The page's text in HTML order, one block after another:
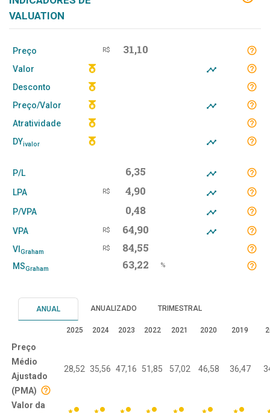
VALUATION
Preço R$ 31,10
Valor
Desconto
Preço/Valor
Atratividade
DYivalor
P/L 6,35
LPA R$ 4,90
P/VPA 0,48
VPA R$ 64,90
VI Graham R$ 84,55
MSGraham 63,22 %
ANUAL ANUALIZADO TRIMESTRAL
2025 2024 2023 2022 2021 2020 2019
Preço
Médio
Ajustado
(PMA)
28,52 35,56 47,16 51,85 57,02 46,58 36,47
Valor da